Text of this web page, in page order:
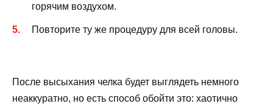
горячим воздухом.
Повторите ту же процедуру для всей головы.
После высыхания челка будет выглядеть немного
неаккуратно, но есть способ обойти это: хаотично